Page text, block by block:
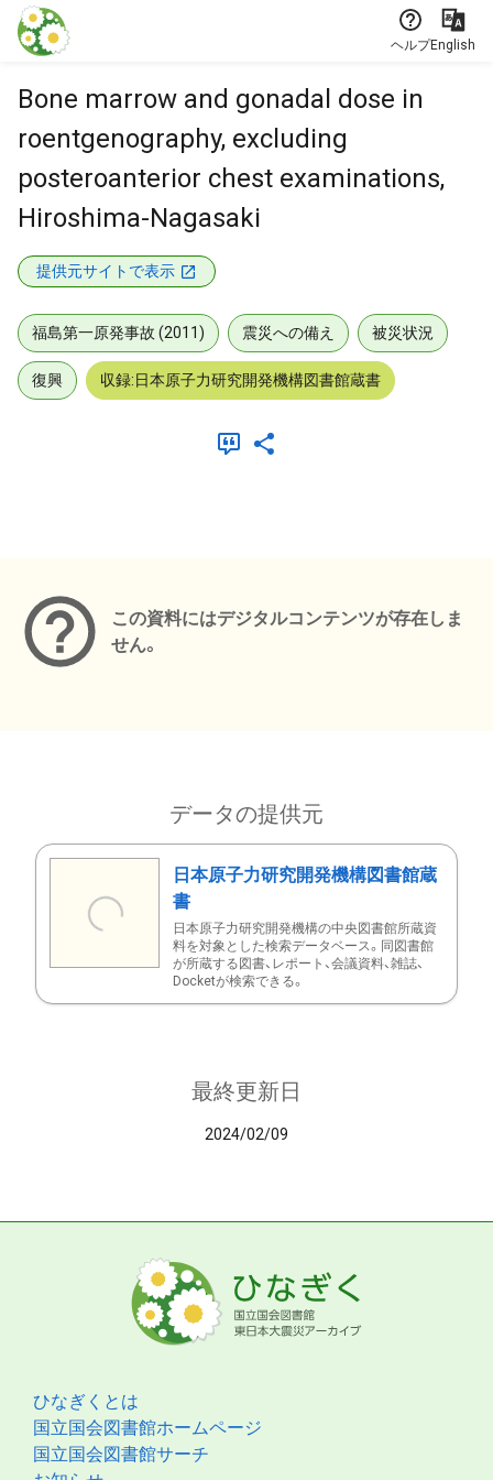
本文に飛ぶ
ヘルプEnglish
Bone marrow and gonadal dose in
roentgenography, excluding
posteroanterior chest examinations,
Hiroshima-Nagasaki
提供元サイトで表示
福島第一原発事故 (2011) 震災への備え 被災状況
復興 収録:日本原子力研究開発機構図書館蔵書
この資料にはデジタルコンテンツが存在しま
せん。
データの提供元
日本原子力研究開発機構図書館蔵
書
日本原子力研究開発機構の中央図書館所蔵資
料を対象とした検索データベース。同図書館
が所蔵する図書、レポート、会議資料、雑誌、
Docketが検索できる。
最終更新日
2024/02/09
ひなぎくとは
国立国会図書館ホームページ
国立国会図書館サーチ